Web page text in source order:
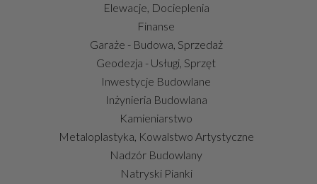
Elewacje, Docieplenia
Finanse
Garaże - Budowa, Sprzedaż
Geodezja - Usługi, Sprzęt
Inwestycje Budowlane
Inżynieria Budowlana
Kamieniarstwo
Metaloplastyka, Kowalstwo Artystyczne
Nadzór Budowlany
Natryski Pianki